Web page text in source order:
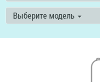
Выберите модель